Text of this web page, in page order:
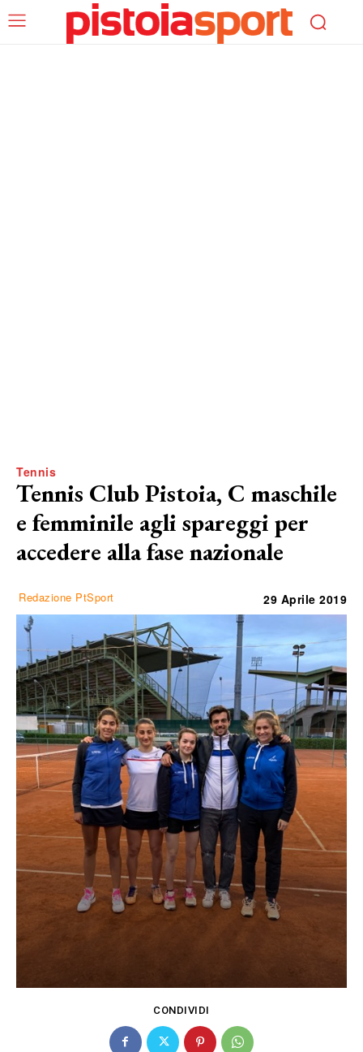
Tennis
Tennis Club Pistoia, C maschile
e femminile agli spareggi per
accedere alla fase nazionale
Redazione PtSport 29 Aprile 2019
CONDIVIDI